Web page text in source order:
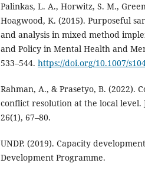
Palinkas, L. A., Horwitz, S. M.,
Hoagwood, K. (2015). Purposeful
and analysis in mixed method
and Policy in Mental Health and
533–544. https://doi.org/10.1007/
Rahman, A., & Prasetyo, B. (2022).
conflict resolution at the local
26(1), 67–80.
UNDP. (2019). Capacity
Development Programme.